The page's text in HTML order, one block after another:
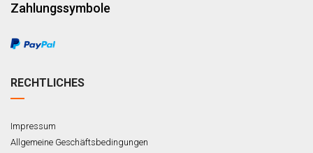
Zahlungssymbole
RECHTLICHES
Impressum
Allgemeine Geschäftsbedingungen